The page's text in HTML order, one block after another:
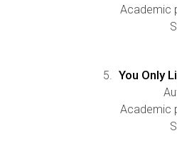
Academic
You Only
Academic